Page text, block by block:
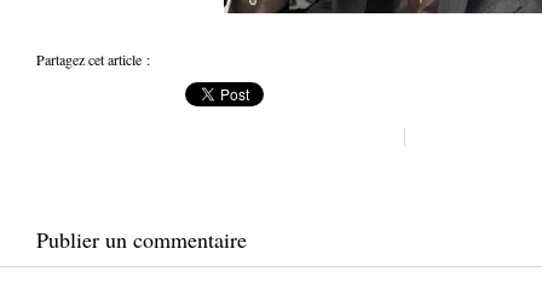
Partagez cet article :
Publier un commentaire